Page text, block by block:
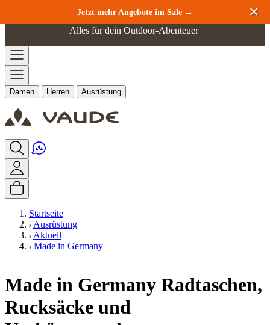
Jetzt mehr Angebote im Sale →
Zum Inhalt springen
Alles für dein Outdoor-Abenteuer
Damen Herren Ausrüstung
Startseite
Ausrüstung
Aktuell
Made in Germany
Made in Germany Radtaschen,
Rucksäcke und